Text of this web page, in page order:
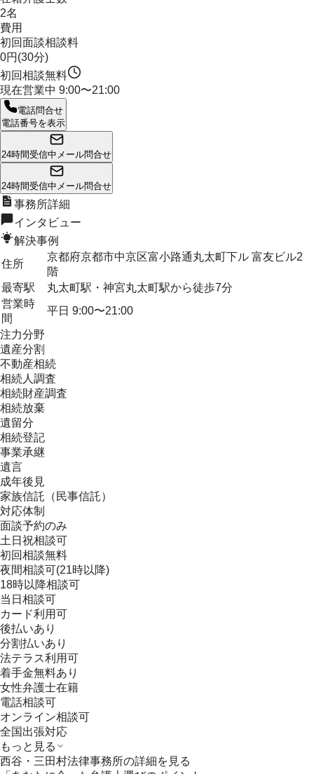
2名
費用
初回面談相談料
0円(30分)
初回相談無料
現在営業中 9:00〜21:00
電話問合せ
電話番号を表示
24時間受信中 メール問合せ
24時間受信中 メール問合せ
事務所詳細
インタビュー
解決事例
住所
京都府京都市中京区富小路通丸太町下ル 富友ビル2
階
最寄駅
丸太町駅・神宮丸太町駅から徒歩7分
営業時
間
平日 9:00〜21:00
注力分野
遺産分割
不動産相続
相続人調査
相続財産調査
相続放棄
遺留分
相続登記
事業承継
遺言
成年後見
家族信託（民事信託）
対応体制
面談予約のみ
土日祝相談可
初回相談無料
夜間相談可(21時以降)
18時以降相談可
当日相談可
カード利用可
後払いあり
分割払いあり
法テラス利用可
着手金無料あり
女性弁護士在籍
電話相談可
オンライン相談可
全国出張対応
もっと見る
西谷・三田村法律事務所の詳細を見る